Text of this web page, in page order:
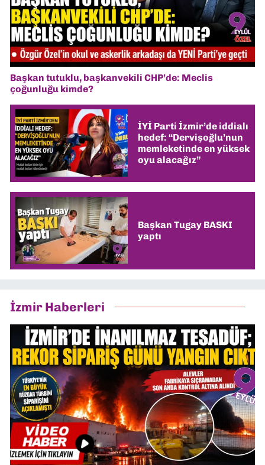
Başkan tutuklu, başkanvekili CHP’de: Meclis
çoğunluğu kimde?
İYİ Parti İzmir’de iddialı
hedef: “Dervişoğlu’nun
memleketinde en yüksek
oyu alacağız”
Başkan Tugay BASKI
yaptı
İzmir Haberleri